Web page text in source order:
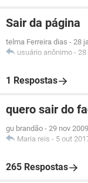
Sair da página
telma Ferreira dias - 28
usuário anônimo - 28
1 Respostas
quero sair do
gu brandão - 29 nov
Maria reis - 5 out
265 Respostas